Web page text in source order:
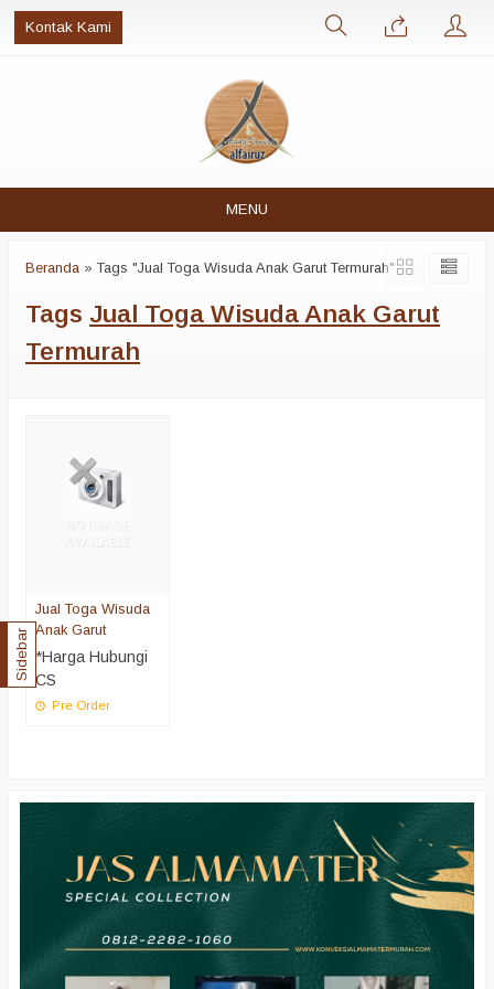
Kontak Kami
MENU
Beranda »Tags "Jual Toga Wisuda Anak Garut Termurah"
Tags Jual Toga Wisuda Anak Garut
Termurah
Jual Toga Wisuda
Anak Garut
*Harga Hubungi
CS
Pre Order
Sidebar